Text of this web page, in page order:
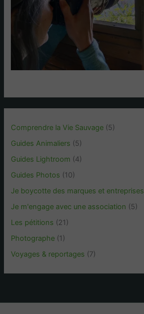
Comprendre la Vie Sauvage (5)
Guides Animaliers (5)
Guides Lightroom (4)
Guides Photos (10)
Je boycotte des marques et entreprises
Je m'engage avec une association (5)
Les pétitions (21)
Photographe (1)
Voyages & reportages (7)